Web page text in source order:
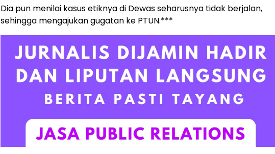
Dia pun menilai kasus etiknya di Dewas seharusnya tidak berjalan,
sehingga mengajukan gugatan ke PTUN.***